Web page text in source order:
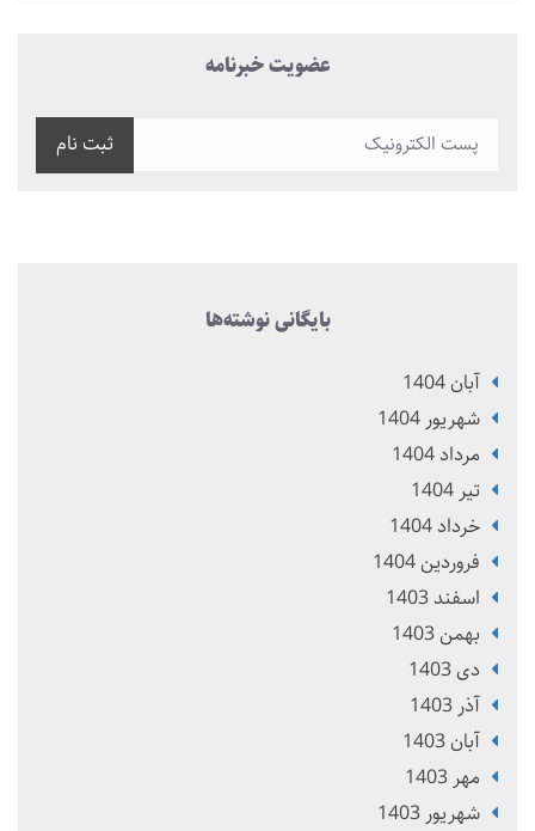
عضویت خبرنامه
ثبت نام
بایگانی نوشته‌ها
آبان 1404
شهریور 1404
مرداد 1404
تير 1404
خرداد 1404
فروردین 1404
اسفند 1403
بهمن 1403
دی 1403
آذر 1403
آبان 1403
مهر 1403
شهریور 1403